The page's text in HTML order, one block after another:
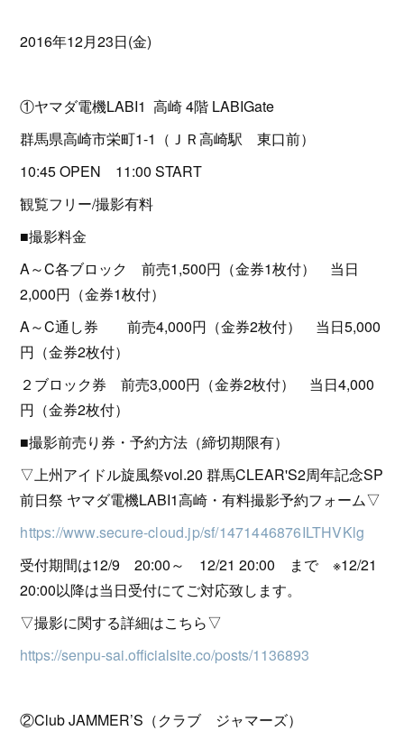
2016年12月23日(金)
①ヤマダ電機LABI1 高崎 4階 LABIGate
群馬県高崎市栄町1-1（ＪＲ高崎駅 東口前）
10:45 OPEN 11:00 START
観覧フリー/撮影有料
■撮影料金
A～C各ブロック 前売1,500円（金券1枚付） 当日
2,000円（金券1枚付）
A～C通し券 前売4,000円（金券2枚付） 当日5,000
円（金券2枚付）
２ブロック券 前売3,000円（金券2枚付） 当日4,000
円（金券2枚付）
■撮影前売り券・予約方法（締切期限有）
▽上州アイドル旋風祭vol.20 群馬CLEAR'S2周年記念SP
前日祭 ヤマダ電機LABI1高崎・有料撮影予約フォーム▽
https://www.secure-cloud.jp/sf/1471446876ILTHVKlg
受付期間は12/9 20:00～ 12/21 20:00 まで ※12/21
20:00以降は当日受付にてご対応致します。
▽撮影に関する詳細はこちら▽
https://senpu-sai.officialsite.co/posts/1136893
②Club JAMMER’S（クラブ ジャマーズ）